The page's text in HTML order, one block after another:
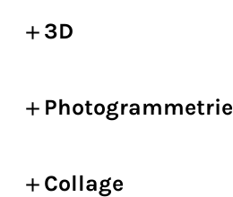
3D
Photogrammetrie
Collage